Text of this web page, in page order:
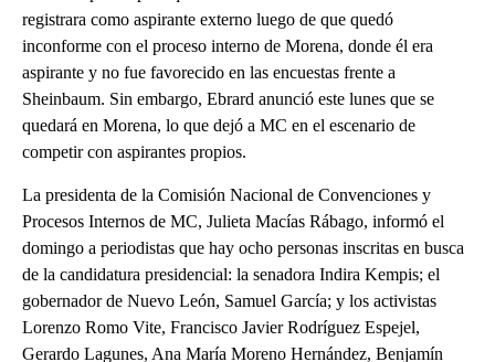
registrara como aspirante externo luego de que quedó
inconforme con el proceso interno de Morena, donde él era
aspirante y no fue favorecido en las encuestas frente a
Sheinbaum. Sin embargo, Ebrard anunció este lunes que se
quedará en Morena, lo que dejó a MC en el escenario de
competir con aspirantes propios.
La presidenta de la Comisión Nacional de Convenciones y
Procesos Internos de MC, Julieta Macías Rábago, informó el
domingo a periodistas que hay ocho personas inscritas en busca
de la candidatura presidencial: la senadora Indira Kempis; el
gobernador de Nuevo León, Samuel García; y los activistas
Lorenzo Romo Vite, Francisco Javier Rodríguez Espejel,
Gerardo Lagunes, Ana María Moreno Hernández, Benjamín